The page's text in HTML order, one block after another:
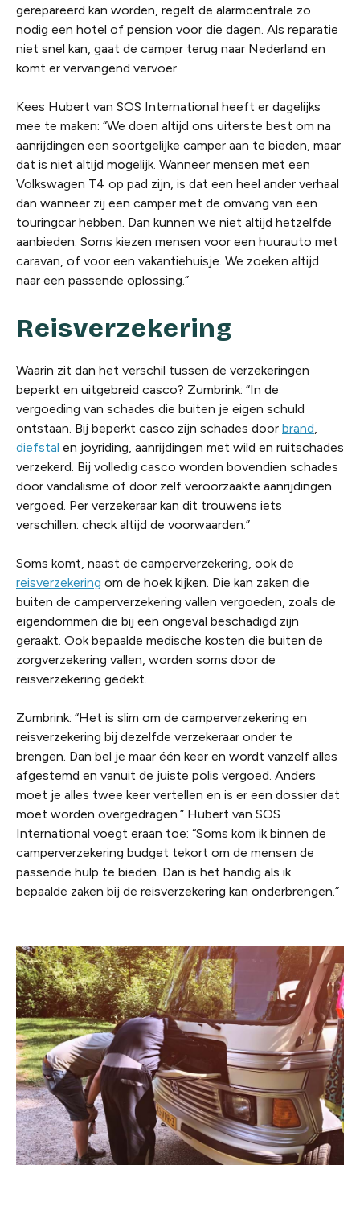
gerepareerd kan worden, regelt de alarmcentrale zo
nodig een hotel of pension voor die dagen. Als reparatie
niet snel kan, gaat de camper terug naar Nederland en
komt er vervangend vervoer.
Kees Hubert van SOS International heeft er dagelijks
mee te maken: “We doen altijd ons uiterste best om na
aanrijdingen een soortgelijke camper aan te bieden, maar
dat is niet altijd mogelijk. Wanneer mensen met een
Volkswagen T4 op pad zijn, is dat een heel ander verhaal
dan wanneer zij een camper met de omvang van een
touringcar hebben. Dan kunnen we niet altijd hetzelfde
aanbieden. Soms kiezen mensen voor een huurauto met
caravan, of voor een vakantiehuisje. We zoeken altijd
naar een passende oplossing.”
Reisverzekering
Waarin zit dan het verschil tussen de verzekeringen
beperkt en uitgebreid casco? Zumbrink: “In de
vergoeding van schades die buiten je eigen schuld
ontstaan. Bij beperkt casco zijn schades door brand,
diefstal en joyriding, aanrijdingen met wild en ruitschades
verzekerd. Bij volledig casco worden bovendien schades
door vandalisme of door zelf veroorzaakte aanrijdingen
vergoed. Per verzekeraar kan dit trouwens iets
verschillen: check altijd de voorwaarden.”
Soms komt, naast de camperverzekering, ook de
reisverzekering om de hoek kijken. Die kan zaken die
buiten de camperverzekering vallen vergoeden, zoals de
eigendommen die bij een ongeval beschadigd zijn
geraakt. Ook bepaalde medische kosten die buiten de
zorgverzekering vallen, worden soms door de
reisverzekering gedekt.
Zumbrink: “Het is slim om de camperverzekering en
reisverzekering bij dezelfde verzekeraar onder te
brengen. Dan bel je maar één keer en wordt vanzelf alles
afgestemd en vanuit de juiste polis vergoed. Anders
moet je alles twee keer vertellen en is er een dossier dat
moet worden overgedragen.” Hubert van SOS
International voegt eraan toe: “Soms kom ik binnen de
camperverzekering budget tekort om de mensen de
passende hulp te bieden. Dan is het handig als ik
bepaalde zaken bij de reisverzekering kan onderbrengen.”